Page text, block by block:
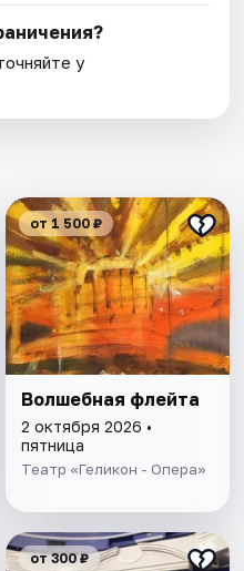
у
от 1 500 ₽
Волшебная флейта
2 октября 2026 •
пятница
Театр «Геликон - Опера»
от 300 ₽